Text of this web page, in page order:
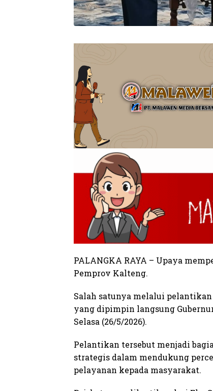
PALANGKA RAYA – Upaya
Pemprov Kalteng.
Salah satunya melalui
yang dipimpin langsung
Selasa (26/5/2026).
Pelantikan tersebut menjadi
strategis dalam mendukung
pelayanan kepada masyarakat.